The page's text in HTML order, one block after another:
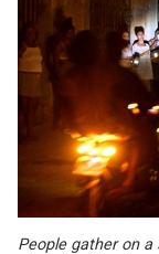
People gather on